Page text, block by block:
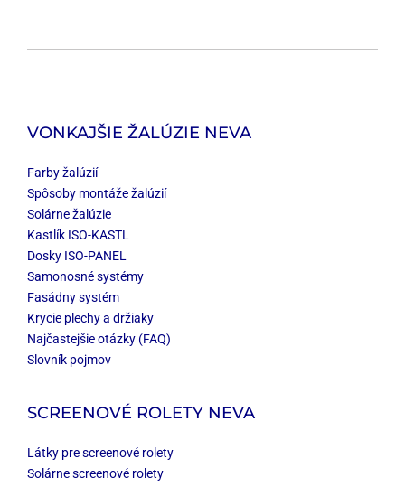
VONKAJŠIE ŽALÚZIE NEVA
Farby žalúzií
Spôsoby montáže žalúzií
Solárne žalúzie
Kastlík ISO-KASTL
Dosky ISO-PANEL
Samonosné systémy
Fasádny systém
Krycie plechy a držiaky
Najčastejšie otázky (FAQ)
Slovník pojmov
SCREENOVÉ ROLETY NEVA
Látky pre screenové rolety
Solárne screenové rolety